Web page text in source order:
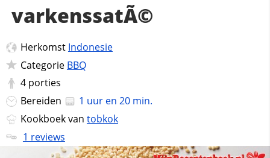
varkenssatÃ©
Herkomst Indonesie
Categorie BBQ
4 porties
Bereiden
1 uur en 20 min.
Kookboek van tobkok
1 reviews